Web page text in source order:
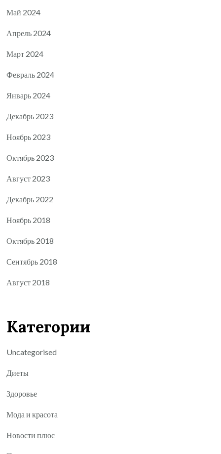
Май 2024
Апрель 2024
Март 2024
Февраль 2024
Январь 2024
Декабрь 2023
Ноябрь 2023
Октябрь 2023
Август 2023
Декабрь 2022
Ноябрь 2018
Октябрь 2018
Сентябрь 2018
Август 2018
Категории
Uncategorised
Диеты
Здоровье
Мода и красота
Новости плюс